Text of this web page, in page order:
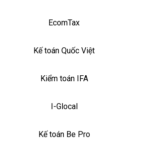
EcomTax
Kế toán Quốc Việt
Kiểm toán IFA
I-Glocal
Kế toán Be Pro